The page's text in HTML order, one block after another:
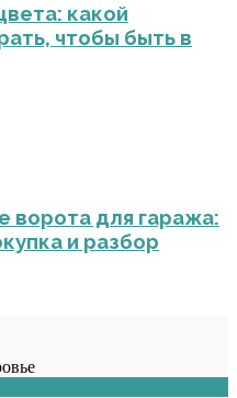
какой
чтобы быть в
ворота для гаража:
и разбор